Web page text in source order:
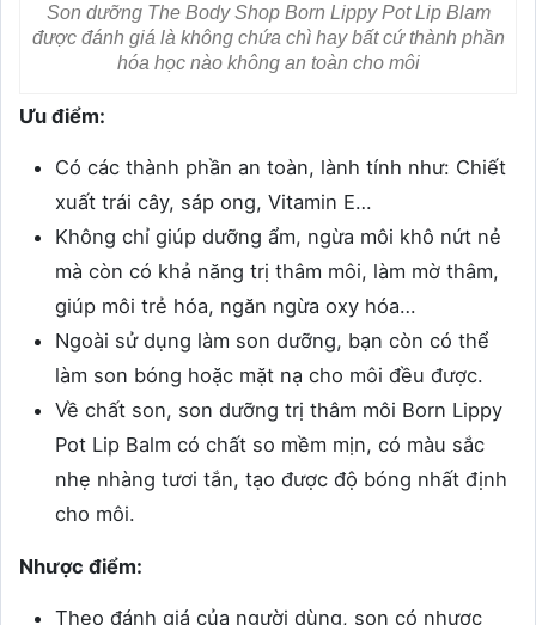
Son dưỡng The Body Shop Born Lippy Pot Lip Blam
được đánh giá là không chứa chì hay bất cứ thành phần
hóa học nào không an toàn cho môi
Ưu điểm:
Có các thành phần an toàn, lành tính như: Chiết
xuất trái cây, sáp ong, Vitamin E…
Không chỉ giúp dưỡng ẩm, ngừa môi khô nứt nẻ
mà còn có khả năng trị thâm môi, làm mờ thâm,
giúp môi trẻ hóa, ngăn ngừa oxy hóa…
Ngoài sử dụng làm son dưỡng, bạn còn có thể
làm son bóng hoặc mặt nạ cho môi đều được.
Về chất son, son dưỡng trị thâm môi Born Lippy
Pot Lip Balm có chất so mềm mịn, có màu sắc
nhẹ nhàng tươi tắn, tạo được độ bóng nhất định
cho môi.
Nhược điểm:
Theo đánh giá của người dùng, son có nhược